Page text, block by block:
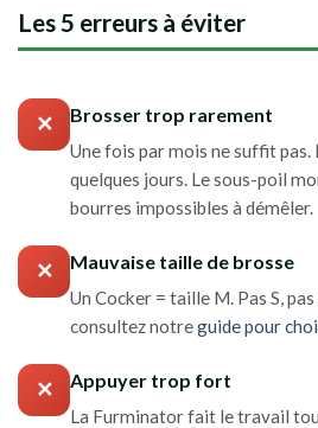
Les 5 erreurs à éviter
✕ Brosser trop rarement
Une fois par mois ne suffit
quelques jours. Le sous-poil
bourres impossibles à démêler.
✕ Mauvaise taille de brosse
Un Cocker = taille M. Pas S,
consultez notreguide pour
✕ Appuyer trop fort
La Furminator fait le travail